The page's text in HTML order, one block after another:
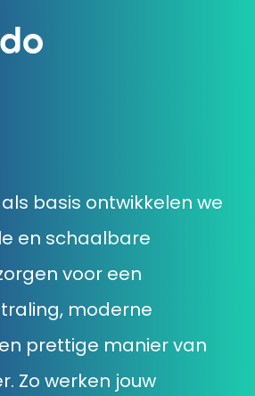
basis ontwikkelen we
en schaalbare
voor een
moderne
prettige manier van
Zo werken jouw